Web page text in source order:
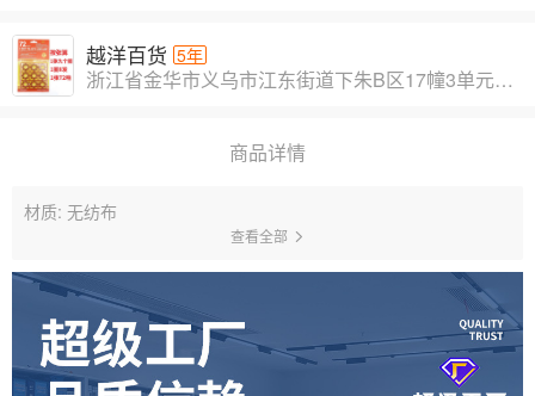
越洋百货 5年
浙江省金华市义乌市江东街道下朱B区17幢3单元403室
商品详情
材质: 无纺布
查看全部